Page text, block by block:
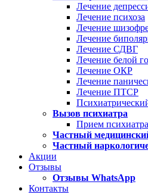
Лечение
Лечение психоза
Лечение
Лечение
Лечение СДВГ
Лечение белой
Лечение ОКР
Лечение
Лечение ПТСР
Вызов психиатра
Прием психиатра
Частный
Частный
Акции
Отзывы
Отзывы WhatsApp
Контакты